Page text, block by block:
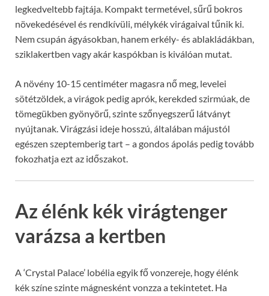
legkedveltebb fajtája. Kompakt termetével, sűrű bokros
növekedésével és rendkívüli, mélykék virágaival tűnik ki.
Nem csupán ágyásokban, hanem erkély- és ablakládákban,
sziklakertben vagy akár kaspókban is kiválóan mutat.
A növény 10-15 centiméter magasra nő meg, levelei
sötétzöldek, a virágok pedig aprók, kerekded szirmúak, de
tömegükben gyönyörű, szinte szőnyegszerű látványt
nyújtanak. Virágzási ideje hosszú, általában májustól
egészen szeptemberig tart – a gondos ápolás pedig tovább
fokozhatja ezt az időszakot.
Az élénk kék virágtenger
varázsa a kertben
A ‘Crystal Palace’ lobélia egyik fő vonzereje, hogy élénk
kék színe szinte mágnesként vonzza a tekintetet. Ha